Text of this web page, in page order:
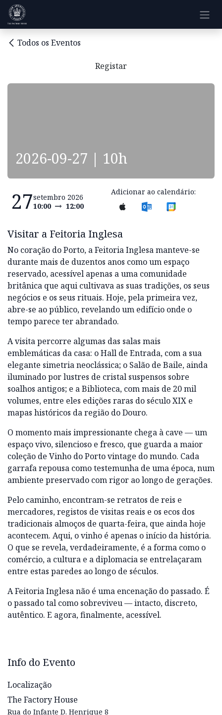
Pular para o conteúdo
Todos os Eventos
Registar
2026-09-27 | 10h
27setembro 2026
10:00
12:00
Adicionar ao calendário:
Visitar a Feitoria Inglesa
No coração do Porto, a Feitoria Inglesa manteve-se
durante mais de duzentos anos como um espaço
reservado, acessível apenas a uma comunidade
britânica que aqui cultivava as suas tradições, os seus
negócios e os seus rituais. Hoje, pela primeira vez,
abre-se ao público, revelando um edifício onde o
tempo parece ter abrandado.
A visita percorre algumas das salas mais
emblemáticas da casa: o Hall de Entrada, com a sua
elegante simetria neoclássica; o Salão de Baile, ainda
iluminado por lustres de cristal suspensos sobre
soalhos antigos; e a Biblioteca, com mais de 20 mil
volumes, entre eles edições raras do século XIX e
mapas históricos da região do Douro.
O momento mais impressionante chega à cave — um
espaço vivo, silencioso e fresco, que guarda a maior
coleção de Vinho do Porto vintage do mundo. Cada
garrafa repousa como testemunha de uma época, num
ambiente preservado com rigor ao longo de gerações.
Pelo caminho, encontram-se retratos de reis e
mercadores, registos de visitas reais e os ecos dos
tradicionais almoços de quarta-feira, que ainda hoje
acontecem. Aqui, o vinho é apenas o início da história.
O que se revela, verdadeiramente, é a forma como o
comércio, a cultura e a diplomacia se entrelaçaram
entre estas paredes ao longo de séculos.
A Feitoria Inglesa não é uma encenação do passado. É
o passado tal como sobreviveu — intacto, discreto,
autêntico. E agora, finalmente, acessível.
Info do Evento
Localização
The Factory House
Rua do Infante D. Henrique 8